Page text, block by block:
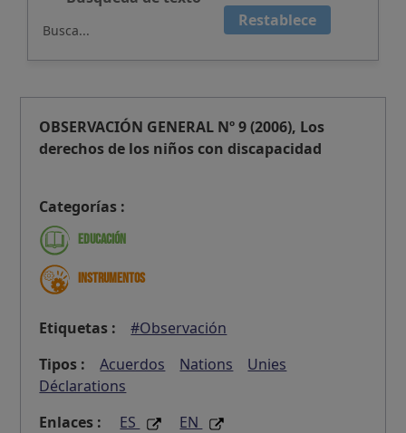
Restablece
OBSERVACIÓN GENERAL Nº 9 (2006), Los
derechos de los niños con discapacidad
Categorías :
Educación
Instrumentos
Etiquetas :
#Observación
Tipos :
Acuerdos Nations
Unies
Déclarations
Enlaces :
ES EN